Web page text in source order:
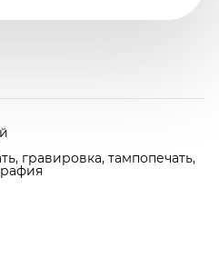
гравировка, тампопечать,